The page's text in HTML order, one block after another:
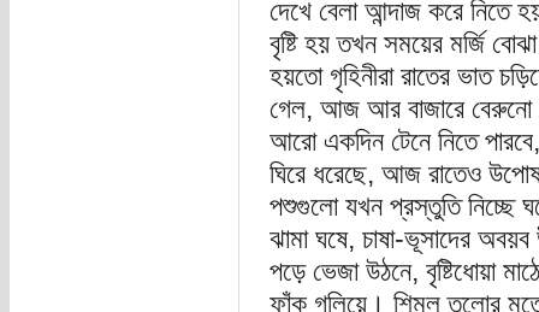
দেখে বেলা আন্দাজ করে নিতে
বৃষ্টি হয় তখন সময়ের মর্জি
হয়তো গৃহিনীরা রাতের ভাত
গেল, আজ আর বাজারে বেরুনো
আরো একদিন টেনে নিতে
ঘিরে ধরেছে, আজ রাতেও
পশুগুলো যখন প্রস্তুতি নিচ্ছে
ঝামা ঘষে, চাষা-ভূসাদের
পড়ে ভেজা উঠনে, বৃষ্টিধোয়া
ফাঁক গলিয়ে। শিমুল তুলোর